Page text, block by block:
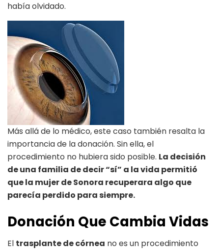
había olvidado.
Más allá de lo médico, este caso también resalta la
importancia de la donación. Sin ella, el
procedimiento no hubiera sido posible. La decisión
de una familia de decir “sí” a la vida permitió
que la mujer de Sonora recuperara algo que
parecía perdido para siempre.
Donación Que Cambia Vidas
El trasplante de córnea no es un procedimiento